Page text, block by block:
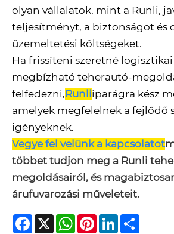
olyan vállalatok, mint a Runli,
teljesítményt, a biztonságot és
üzemeltetési költségeket.
Ha frissíteni szeretné
megbízható teherautó-
felfedezni,Runliiparágra kész
amelyek megfelelnek a fejlődő
igényeknek.
Vegye fel velünk a kapcsolatot
többet tudjon meg a Runli
megoldásairól, és
árufuvarozási műveleteit.
Facebook
X WhatsApp
Pinterest
LinkedIn